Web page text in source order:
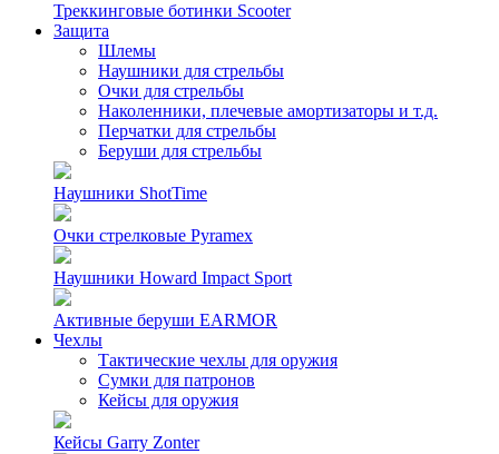
Треккинговые ботинки Scooter
Защита
Шлемы
Наушники для стрельбы
Очки для стрельбы
Наколенники, плечевые амортизаторы и т.д.
Перчатки для стрельбы
Беруши для стрельбы
Наушники ShotTime
Очки стрелковые Pyramex
Наушники Howard Impact Sport
Активные беруши EARMOR
Чехлы
Тактические чехлы для оружия
Сумки для патронов
Кейсы для оружия
Кейсы Garry Zonter